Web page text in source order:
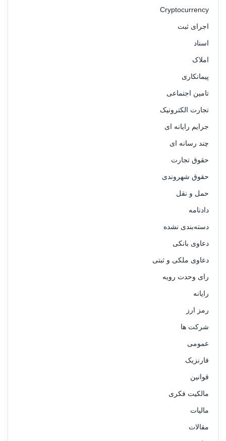
Cryptocurrency
اجرای ثبت
اسناد
املاک
پیمانکاری
تامین اجتماعی
تجارت الکترونیک
جرایم رایانه ای
چند رسانه ای
حقوق تجارت
حقوق شهروندی
حمل و نقل
دادنامه
دسته‌بندی نشده
دعاوی بانکی
دعاوی ملکی و ثبتی
رای وحدت رویه
رایانه
رمز ارز
شرکت ها
عمومی
فارنزیک
قوانین
مالکیت فکری
مالیات
مقالات